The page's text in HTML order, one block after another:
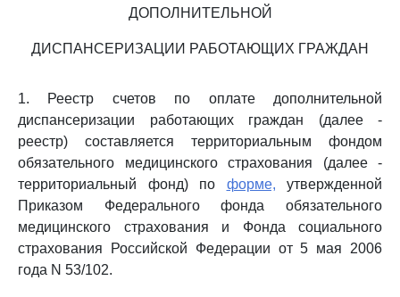
ДОПОЛНИТЕЛЬНОЙ
ДИСПАНСЕРИЗАЦИИ РАБОТАЮЩИХ ГРАЖДАН
1. Реестр счетов по оплате дополнительной
диспансеризации работающих граждан (далее -
реестр) составляется территориальным фондом
обязательного медицинского страхования (далее -
территориальный фонд) по форме, утвержденной
Приказом Федерального фонда обязательного
медицинского страхования и Фонда социального
страхования Российской Федерации от 5 мая 2006
года N 53/102.